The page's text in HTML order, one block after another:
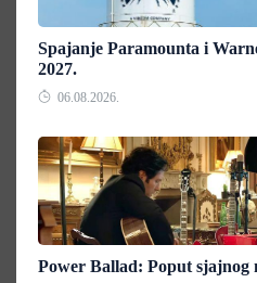
Spajanje Paramounta i
2027.
06.08.2026.
Power Ballad: Poput sjajnog